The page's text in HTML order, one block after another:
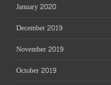
January 2020
December 2019
November 2019
October 2019